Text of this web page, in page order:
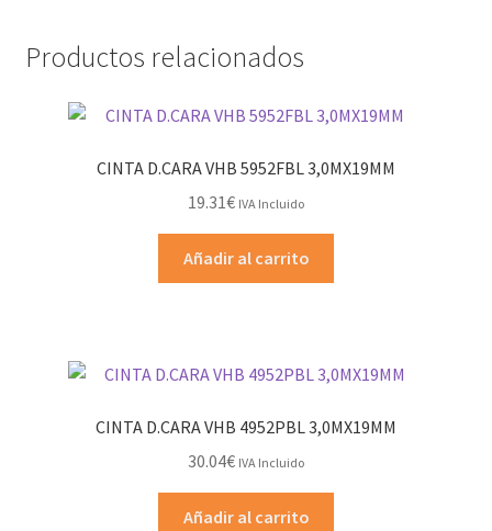
Productos relacionados
CINTA D.CARA VHB 5952FBL 3,0MX19MM
19.31€ IVA Incluido
Añadir al carrito
CINTA D.CARA VHB 4952PBL 3,0MX19MM
30.04€ IVA Incluido
Añadir al carrito